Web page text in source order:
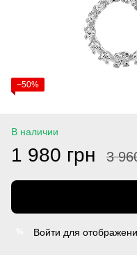
−50%
В наличии
1 980 грн 3
Войти для